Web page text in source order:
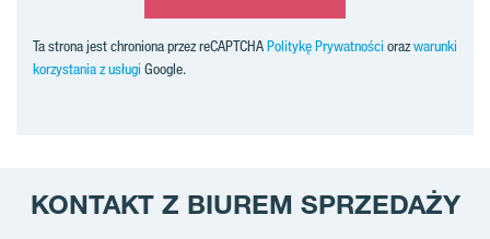
Ta strona jest chroniona przez reCAPTCHAPolitykę Prywatności orazwarunki
korzystania z usługi Google.
KONTAKT Z BIUREM SPRZEDAŻY